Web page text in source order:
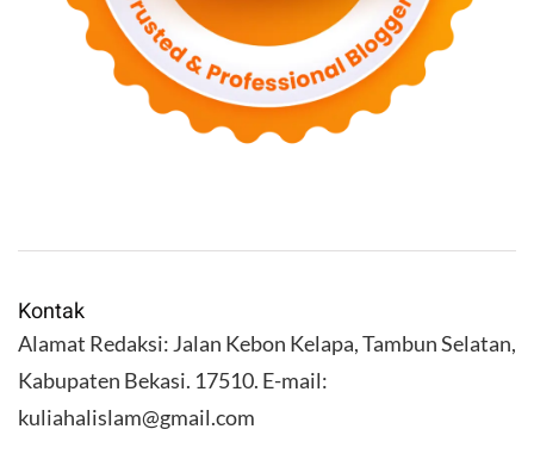
Kontak
Alamat Redaksi: Jalan Kebon Kelapa, Tambun Selatan,
Kabupaten Bekasi. 17510. E-mail:
kuliahalislam@gmail.com